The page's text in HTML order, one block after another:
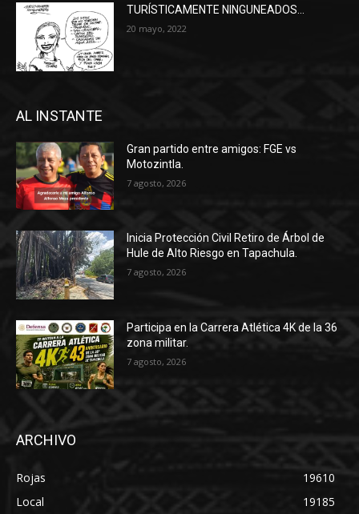
TURÍSTICAMENTE NINGUNEADOS…
20 mayo, 2022
AL INSTANTE
Gran partido entre amigos: FGE vs
Motozintla.
7 agosto, 2026
Inicia Protección Civil Retiro de Árbol de
Hule de Alto Riesgo en Tapachula.
7 agosto, 2026
Participa en la Carrera Atlética 4K de la 36
zona militar.
7 agosto, 2026
ARCHIVO
Rojas
19610
Local
19185